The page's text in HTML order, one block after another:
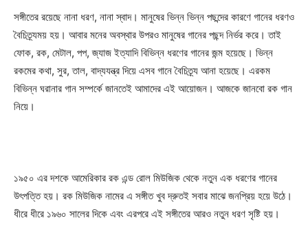
সঙ্গীতের রয়েছে নানা ধরণ, নানা স্বাদ। মানুষের ভিন্ন ভিন্ন পছন্দের কারণে গানের ধরণও
বৈচিত্র্যময় হয়। আবার মনের অবস্থার উপরও মানুষের গানের পছন্দ নির্ভর করে। তাই
ফোক, রক, মেটাল, পপ, জ্যাজ ইত্যাদি বিভিন্ন ধরণের গানের জন্ম হয়েছে। ভিন্ন
রকমের কথা, সুর, তাল, বাদ্যযন্ত্র দিয়ে এসব গানে বৈচিত্র্য আনা হয়েছে। এরকম
বিভিন্ন ঘরানার গান সম্পর্কে জানতেই আমাদের এই আয়োজন। আজকে জানবো রক গান
নিয়ে।
১৯৫০ এর দশকে আমেরিকার রক এন্ড রোল মিউজিক থেকে নতুন এক ধরণের গানের
উৎপত্তি হয়। রক মিউজিক নামের এ সঙ্গীত খুব দ্রুতই সবার মাঝে জনপ্রিয় হয়ে উঠে।
ধীরে ধীরে ১৯৬০ সালের দিকে এবং এরপরে এই সঙ্গীতের আরও নতুন ধরণ সৃষ্টি হয়।